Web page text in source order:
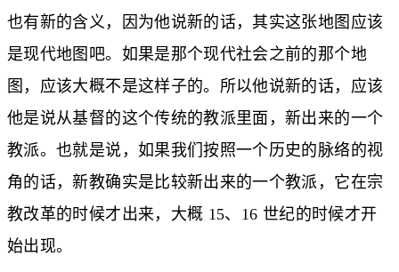
也有新的含义，因为他说新的话，其实这张地图应该
是现代地图吧。如果是那个现代社会之前的那个地
图，应该大概不是这样子的。所以他说新的话，应该
他是说从基督的这个传统的教派里面，新出来的一个
教派。也就是说，如果我们按照一个历史的脉络的视
角的话，新教确实是比较新出来的一个教派，它在宗
教改革的时候才出来，大概 15、16 世纪的时候才开
始出现。